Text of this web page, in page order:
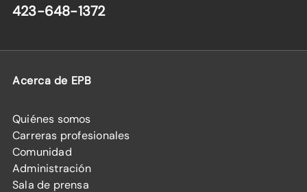
423-648-1372
Acerca de EPB
Quiénes somos
Carreras profesionales
Comunidad
Administración
Sala de prensa